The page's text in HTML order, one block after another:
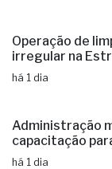
Operação de
irregular na
há 1 dia
Administração
capacitação
há 1 dia